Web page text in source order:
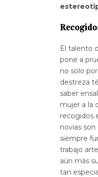
El talento
pone a
no solo
destreza
saber
mujer a la
recogidos
novias
siempre
trabajo
aún más
tan